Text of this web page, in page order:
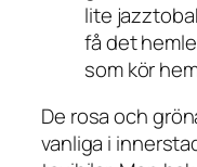
lite
få det
som kör
De rosa och
vanliga i